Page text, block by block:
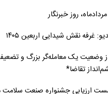
غرفه نقش شیدایی اربعین ۱۴۰۵
وضعیت یک معامله‌گر بزرگ و
تقاضا*
ارزیابی جشنواره صنعت سلامت‌